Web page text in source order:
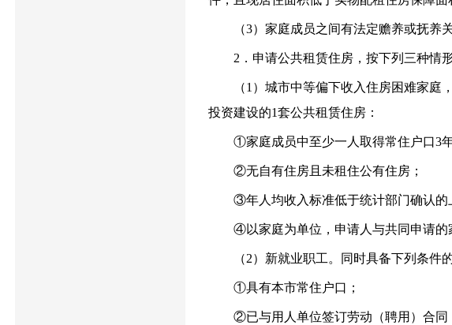
（3）家庭成员之间有法定赡养或抚养关
2．申请公共租赁住房，按下列三种情形
（1）城市中等偏下收入住房困难家庭
投资建设的1套公共租赁住房：
①家庭成员中至少一人取得常住户口3年
②无自有住房且未租住公有住房；
③年人均收入标准低于统计部门确认的
④以家庭为单位，申请人与共同申请的
（2）新就业职工。同时具备下列条件的
①具有本市常住户口；
②已与用人单位签订劳动（聘用）合同